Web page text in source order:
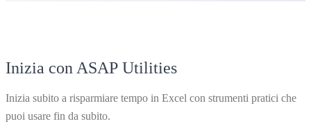
Inizia con ASAP Utilities
Inizia subito a risparmiare tempo in Excel con strumenti pratici che
puoi usare fin da subito.